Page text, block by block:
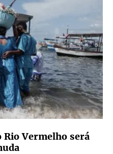
Vermelho será